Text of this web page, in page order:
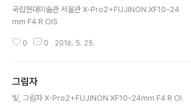
국립현대미술관 서울관 X-Pro2+FUJINON XF10-24
mm F4 R OIS
0 0 2016. 5. 25.
그림자
빛, 그림자 X-Pro2+FUJINON XF10-24mm F4 R OI